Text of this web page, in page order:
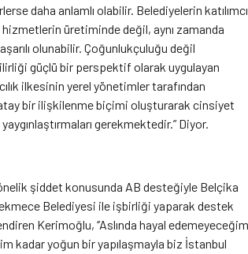
daha anlamlı olabilir. Belediyelerin katılımcı
üretiminde değil, aynı zamanda
olunabilir. Çoğunlukçuluğu değil
güçlü bir perspektif olarak uygulayan
ilkesinin yerel yönetimler tarafından
bir ilişkilenme biçimi oluşturarak cinsiyet
gerekmektedir.” Diyor.
şiddet konusunda AB desteğiyle Belçika
Belediyesi ile işbirliği yaparak destek
Kerimoğlu, ‘’Aslında hayal edemeyeceğim
kadar yoğun bir yapılaşmayla biz İstanbul